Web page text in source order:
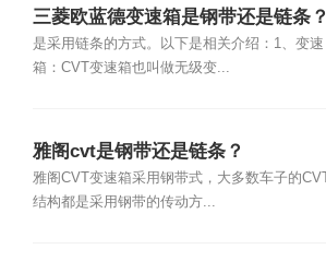
三菱欧蓝德变速箱是钢带还是链条？
是采用链条的方式。以下是相关介绍：1、变速
箱：CVT变速箱也叫做无级变...
雅阁cvt是钢带还是链条？
雅阁CVT变速箱采用钢带式，大多数车子的CVT
结构都是采用钢带的传动方...